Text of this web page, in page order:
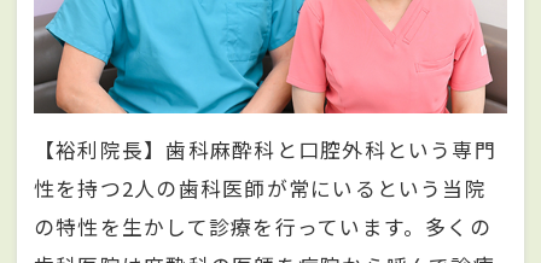
【裕利院長】歯科麻酔科と口腔外科という専門
性を持つ2人の歯科医師が常にいるという当院
の特性を生かして診療を行っています。多くの